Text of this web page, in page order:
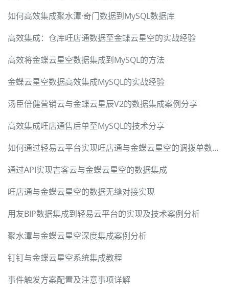
如何高效集成聚水潭·奇门数据到MySQL数据库
高效集成：仓库旺店通数据至金蝶云星空的实战经验
高效将金蝶云星空数据集成到MySQL的方法
金蝶云星空数据高效集成MySQL的实战经验
汤臣倍健营销云与金蝶云星辰V2的数据集成案例分享
高效集成旺店通售后单至MySQL的技术分享
如何通过轻易云平台实现旺店通与金蝶云星空的调拨单数据集成
通过API实现吉客云与金蝶云星空的数据集成
旺店通与金蝶云星空的数据无缝对接实现
用友BIP数据集成到轻易云平台的实现及技术案例分析
聚水潭与金蝶云星空深度集成案例分析
钉钉与金蝶云星空系统集成教程
事件触发方案配置及注意事项详解